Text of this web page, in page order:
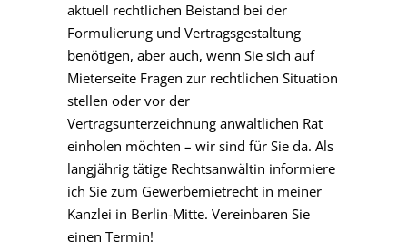
aktuell rechtlichen Beistand bei der
Formulierung und Vertragsgestaltung
benötigen, aber auch, wenn Sie sich auf
Mieterseite Fragen zur rechtlichen Situation
stellen oder vor der
Vertragsunterzeichnung anwaltlichen Rat
einholen möchten – wir sind für Sie da. Als
langjährig tätige Rechtsanwältin informiere
ich Sie zum Gewerbemietrecht in meiner
Kanzlei in Berlin-Mitte. Vereinbaren Sie
einen Termin!